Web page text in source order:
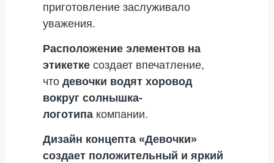
приготовление заслуживало
уважения.
Расположение элементов на
этикетке создает впечатление,
что девочки водят хоровод
вокруг солнышка-
логотипа компании.
Дизайн концепта «Девочки»
создает положительный и яркий